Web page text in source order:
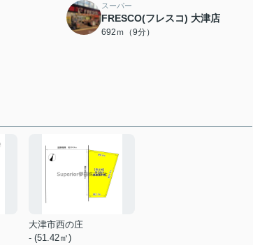
スーパー
FRESCO(フレスコ) 大津店
692ｍ（9分）
大津市西の庄
- (51.42㎡)